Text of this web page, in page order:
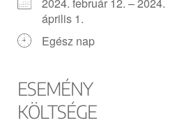
április 1.
Egész nap
ESEMÉNY
KÖLTSÉGE